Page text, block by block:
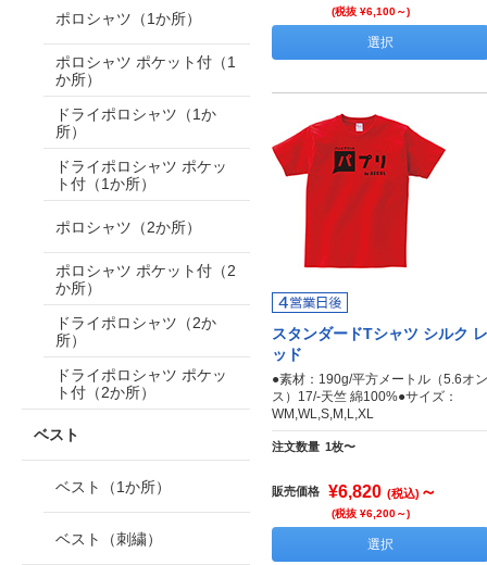
(税抜 ¥6,100～)
選択
スタンダードTシャツ シルク レ
ッド
●素材：190g/平方メートル（5.6オン
ス）17/-天竺 綿100%●サイズ：
WM,WL,S,M,L,XL
注文数量 1枚〜
販売価格 ¥6,820 (税込) ～
(税抜 ¥6,200～)
選択
ポロシャツ（1か所）
ポロシャツ ポケット付（1
か所）
ドライポロシャツ（1か
所）
ドライポロシャツ ポケッ
ト付（1か所）
ポロシャツ（2か所）
ポロシャツ ポケット付（2
か所）
ドライポロシャツ（2か
所）
ドライポロシャツ ポケッ
ト付（2か所）
ベスト
ベスト（1か所）
ベスト（刺繍）